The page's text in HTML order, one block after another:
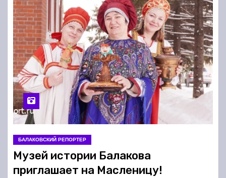
БАЛАКОВСКИЙ РЕПОРТЕР
Музей истории Балакова
приглашает на Масленицу!